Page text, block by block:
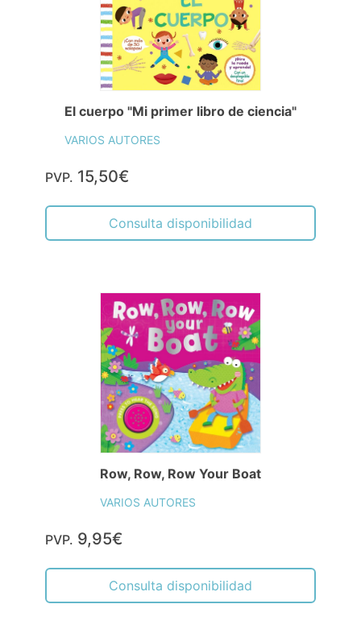
El cuerpo "Mi primer libro de ciencia"
VARIOS AUTORES
PVP. 15,50€
Consulta disponibilidad
Row, Row, Row Your Boat
VARIOS AUTORES
PVP. 9,95€
Consulta disponibilidad